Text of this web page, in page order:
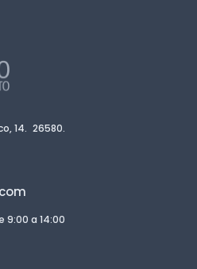
14. 26580.
9:00 a 14:00